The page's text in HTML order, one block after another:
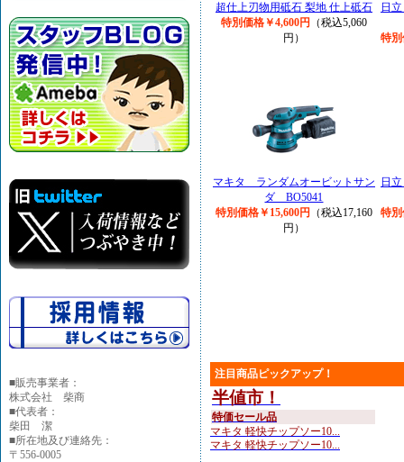
■販売事業者：
株式会社 柴商
■代表者：
柴田 潔
■所在地及び連絡先：
〒556-0005
超仕上刃物用砥石 梨地 仕上砥石
特別価格￥4,600円
（税込5,060
円）
日
特別
マキタ ランダムオービットサン
ダ BO5041
特別価格￥15,600円
（税込17,160
円）
日
特別
注目商品ピックアップ！
半値市！
特価セール品
マキタ 軽快チップソー10...
マキタ 軽快チップソー10...